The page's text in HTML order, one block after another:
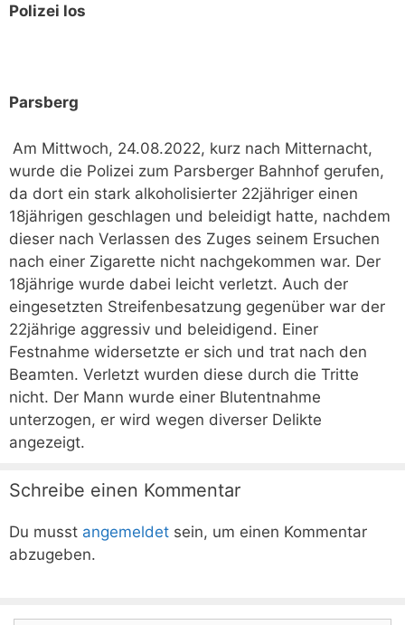
Polizei los
Parsberg
Am Mittwoch, 24.08.2022, kurz nach Mitternacht,
wurde die Polizei zum Parsberger Bahnhof gerufen,
da dort ein stark alkoholisierter 22jähriger einen
18jährigen geschlagen und beleidigt hatte, nachdem
dieser nach Verlassen des Zuges seinem Ersuchen
nach einer Zigarette nicht nachgekommen war. Der
18jährige wurde dabei leicht verletzt. Auch der
eingesetzten Streifenbesatzung gegenüber war der
22jährige aggressiv und beleidigend. Einer
Festnahme widersetzte er sich und trat nach den
Beamten. Verletzt wurden diese durch die Tritte
nicht. Der Mann wurde einer Blutentnahme
unterzogen, er wird wegen diverser Delikte
angezeigt.
Schreibe einen Kommentar
Du musst angemeldet sein, um einen Kommentar
abzugeben.